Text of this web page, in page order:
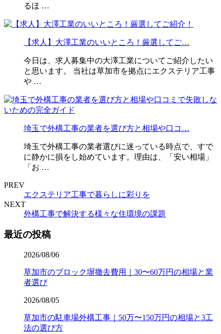
るほ …
【求人】大澤工業のいいところ！厳選してご…
今日は、求人募集中の大澤工業についてご紹介したい
と思います。 当社は草加市を拠点にエクステリア工事
や …
埼玉で外構工事の業者を選び方と相場や口コ…
埼玉で外構工事の業者選びに迷っている時点で、すで
に静かに損をし始めています。理由は、「安い相場」
「お …
PREV
エクステリア工事で暮らしに彩りを
NEXT
外構工事で解決する様々な住環境の課題
最近の投稿
2026/08/06
草加市のブロック塀撤去費用｜30〜60万円の相場と業
者選び
2026/08/05
草加市の駐車場外構工事｜50万〜150万円の相場と3工
法の選び方